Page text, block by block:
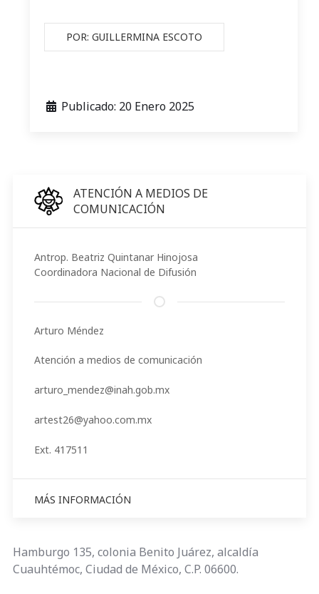
POR: GUILLERMINA ESCOTO
Publicado: 20 Enero 2025
ATENCIÓN A MEDIOS DE
COMUNICACIÓN
Antrop. Beatriz Quintanar Hinojosa
Coordinadora Nacional de Difusión
Arturo Méndez
Atención a medios de comunicación
arturo_mendez@inah.gob.mx
artest26@yahoo.com.mx
Ext. 417511
MÁS INFORMACIÓN
Hamburgo 135, colonia Benito Juárez, alcaldía
Cuauhtémoc, Ciudad de México, C.P. 06600.